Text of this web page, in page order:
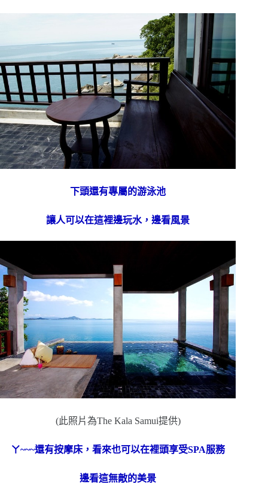
下頭還有專屬的游泳池
讓人可以在這裡邊玩水，邊看風景
(此照片為The Kala Samui提供)
ㄚ~~~還有按摩床，看來也可以在裡頭享受SPA服務
邊看這無敵的美景